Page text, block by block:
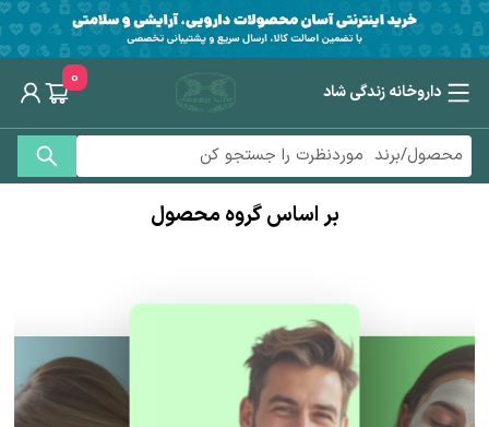
داروخانه زندگی شاد
0
بر اساس گروه محصول